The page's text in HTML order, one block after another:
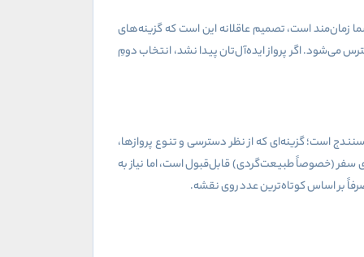
زمان‌مند است، تصمیم عاقلانه این است که گزینه‌های
می‌شود. اگر پرواز ایده‌آل‌تان پیدا نشد، انتخاب دومِ
است؛ گزینه‌ای که از نظر دسترسی و تنوع پروازها،
سفر (خصوصاً طبیعت‌گردی) قابل‌قبول است، اما نیاز به
بر اساس کوتاه‌ترین عدد روی نقشه.